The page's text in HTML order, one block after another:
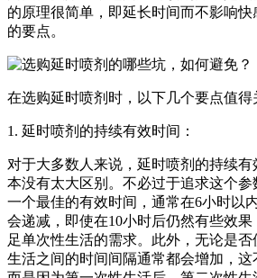
的原理很简单，即延长时间而不影响
的要点。
在选购延时喷剂时，以下几个要点值得
1. 延时喷剂的持续有效时间：
对于大多数人来说，延时喷剂的持续有
本没有太大区别。不必过于追求这个
一个最佳的有效时间，通常在6小时以
会递减，即使在10小时后仍然有些效
足单次性生活的需求。此外，无论是
生活之间的时间间隔通常都会增加，这